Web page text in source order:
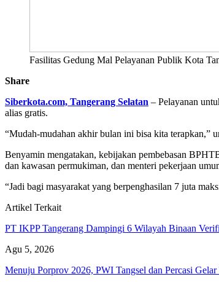
Fasilitas Gedung Mal Pelayanan Publik Kota
Share
Siberkota.com, Tangerang Selatan – Pelayanan
alias gratis.
“Mudah-mudahan akhir bulan ini bisa kita terapkan,”
Benyamin mengatakan, kebijakan pembebasan
dan kawasan permukiman, dan menteri pekerjaan
“Jadi bagi masyarakat yang berpenghasilan 7 juta
Artikel Terkait
PT IKPP Tangerang Dampingi 6 Wilayah Binaan
Agu 5, 2026
Menuju Porprov 2026, PWI Tangsel dan Percasi